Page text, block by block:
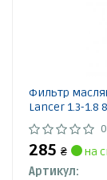
Фильтр
Lancer 1.3-1.8
285 ₴
на
Артикул: